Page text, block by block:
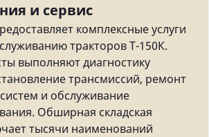
и сервис
комплексные услуги
тракторов Т-150К.
выполняют диагностику
трансмиссий, ремонт
и обслуживание
Обширная складская
тысячи наименований